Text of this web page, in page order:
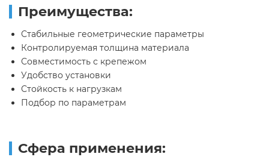
Преимущества:
Стабильные геометрические параметры
Контролируемая толщина материала
Совместимость с крепежом
Удобство установки
Стойкость к нагрузкам
Подбор по параметрам
Сфера применения: